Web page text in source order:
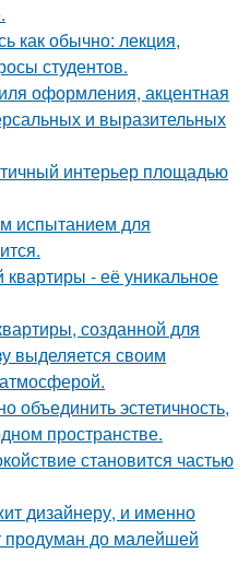
как обычно: лекция,
студентов.
оформления, акцентная
и выразительных
интерьер площадью
испытанием для
квартиры - её уникальное
созданной для
выделяется своим
объединить эстетичность,
пространстве.
становится частью
дизайнеру, и именно
продуман до малейшей